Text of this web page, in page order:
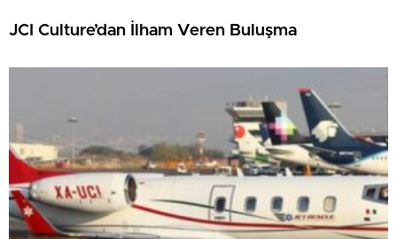
JCI Culture’dan İlham Veren Buluşma